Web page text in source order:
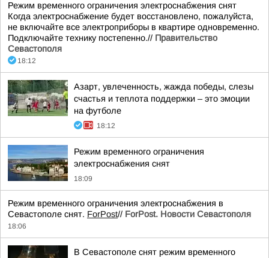
Режим временного ограничения электроснабжения снят
Когда электроснабжение будет восстановлено, пожалуйста,
не включайте все электроприборы в квартире одновременно.
Подключайте технику постепенно.// Правительство
Севастополя
18:12
Азарт, увлеченность, жажда победы, слезы
счастья и теплота поддержки – это эмоции
на футболе
18:12
Режим временного ограничения
электроснабжения снят
18:09
Режим временного ограничения электроснабжения в
Севастополе снят. ForPost// ForPost. Новости Севастополя
18:06
В Севастополе снят режим временного